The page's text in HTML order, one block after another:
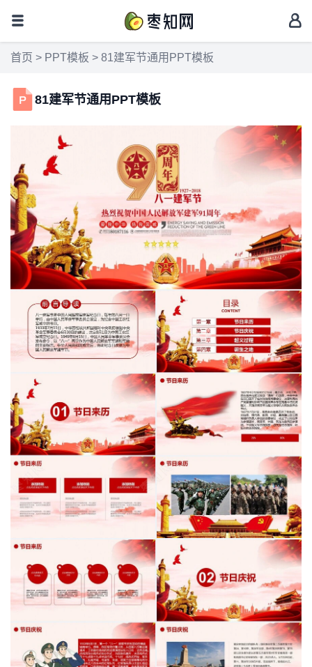
首页 > PPT模板 > 81建军节通用PPT模板
81建军节通用PPT模板